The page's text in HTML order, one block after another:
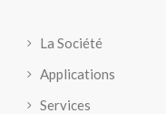
La Société
Applications
Services